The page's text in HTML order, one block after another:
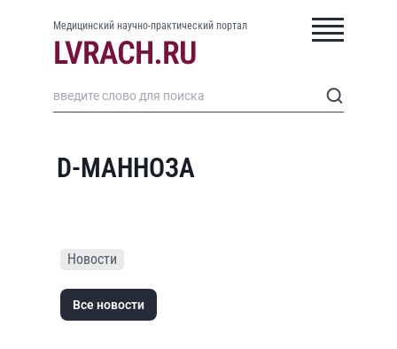
Медицинский научно-практический портал
D-МАННОЗА
Новости
Все новости